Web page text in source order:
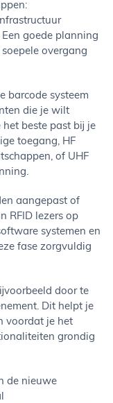
goede planning
overgang
barcode systeem
die je wilt
het beste past bij je
toegang, HF
of UHF
aangepast of
RFID lezers op
systemen en
fase zorgvuldig
door te
Dit helpt je
voordat je het
grondig
de nieuwe